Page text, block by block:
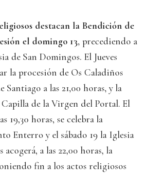
destacan la Bendición de
el domingo 13, precediendo a
de San Domingos. El Jueves
la procesión de Os Caladiños
Santiago a las 21,00 horas, y la
de la Virgen del Portal. El
19,30 horas, se celebra la
Enterro y el sábado 19 la Iglesia
a las 22,00 horas, la
fin a los actos religiosos